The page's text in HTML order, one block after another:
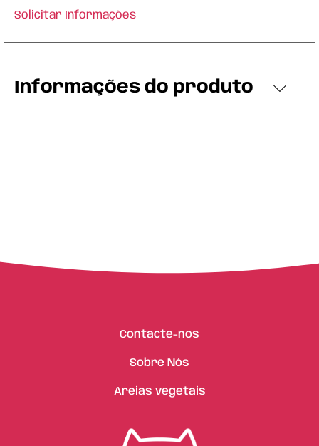
Solicitar Informações
Informações do produto
Contacte-nos
Sobre Nós
Areias vegetais